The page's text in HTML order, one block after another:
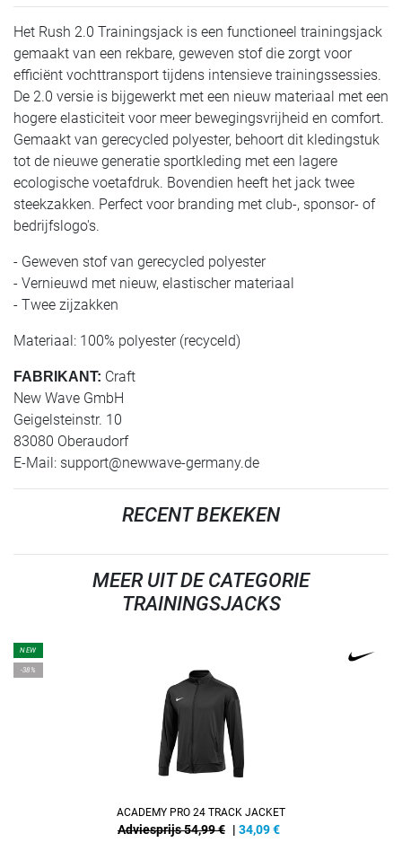
Het Rush 2.0 Trainingsjack is een functioneel trainingsjack
gemaakt van een rekbare, geweven stof die zorgt voor
efficiënt vochttransport tijdens intensieve trainingssessies.
De 2.0 versie is bijgewerkt met een nieuw materiaal met een
hogere elasticiteit voor meer bewegingsvrijheid en comfort.
Gemaakt van gerecycled polyester, behoort dit kledingstuk
tot de nieuwe generatie sportkleding met een lagere
ecologische voetafdruk. Bovendien heeft het jack twee
steekzakken. Perfect voor branding met club-, sponsor- of
bedrijfslogo's.
- Geweven stof van gerecycled polyester
- Vernieuwd met nieuw, elastischer materiaal
- Twee zijzakken
Materiaal: 100% polyester (recyceld)
FABRIKANT: Craft
New Wave GmbH
Geigelsteinstr. 10
83080 Oberaudorf
E-Mail: support@newwave-germany.de
RECENT BEKEKEN
MEER UIT DE CATEGORIE
TRAININGSJACKS
NEW
-38%
ACADEMY PRO 24 TRACK JACKET
Adviesprijs 54,99 € | 34,09€